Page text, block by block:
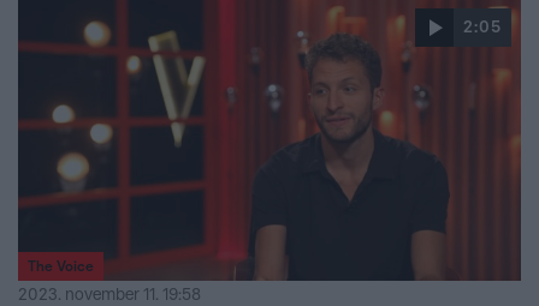
nincs, mert olyan sokat tud adni az embereknek, hogy
cseppet sem kell aggódnia. Görgess lejjebb és nézd meg
a produkciót!
2:05
The Voice
2023. november 11. 19:58